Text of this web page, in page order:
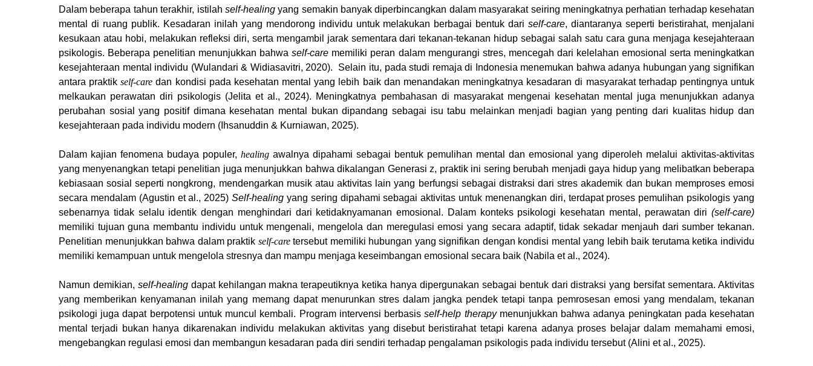
Dalam beberapa tahun terakhir, istilah self-healingyang semakin banyak diperbincangkan dalam masyarakat seiring meningkatnya perhatian terhadap kesehatan
mental di ruang publik. Kesadaran inilah yang mendorong individu untuk melakukan berbagai bentuk dariself-care, diantaranya seperti beristirahat, menjalani
kesukaan atau hobi, melakukan refleksi diri, serta mengambil jarak sementara dari tekanan-tekanan hidup sebagai salah satu cara guna menjaga kesejahteraan
psikologis. Beberapa penelitian menunjukkan bahwaself-care memiliki peran dalam mengurangi stres, mencegah dari kelelahan emosional serta meningkatkan
kesejahteraan mental individu (Wulandari & Widiasavitri, 2020). Selain itu, pada studi remaja di Indonesia menemukan bahwa adanya hubungan yang signifikan
antara praktikself-care dan kondisi pada kesehatan mental yang lebih baik dan menandakan meningkatnya kesadaran di masyarakat terhadap pentingnya untuk
melkaukan perawatan diri psikologis (Jelita et al., 2024). Meningkatnya pembahasan di masyarakat mengenai kesehatan mental juga menunjukkan adanya
perubahan sosial yang positif dimana kesehatan mental bukan dipandang sebagai isu tabu melainkan menjadi bagian yang penting dari kualitas hidup dan
kesejahteraan pada individu modern (Ihsanuddin & Kurniawan, 2025).
Dalam kajian fenomena budaya populer, healing awalnya dipahami sebagai bentuk pemulihan mental dan emosional yang diperoleh melalui aktivitas-aktivitas
yang menyenangkan tetapi penelitian juga menunjukkan bahwa dikalangan Generasi z, praktik ini sering berubah menjadi gaya hidup yang melibatkan beberapa
kebiasaan sosial seperti nongkrong, mendengarkan musik atau aktivitas lain yang berfungsi sebagai distraksi dari stres akademik dan bukan memproses emosi
secara mendalam (Agustin et al., 2025)Self-healing yang sering dipahami sebagai aktivitas untuk menenangkan diri, terdapat proses pemulihan psikologis yang
sebenarnya tidak selalu identik dengan menghindari dari ketidaknyamanan emosional. Dalam konteks psikologi kesehatan mental, perawatan diri (self-care)
memiliki tujuan guna membantu individu untuk mengenali, mengelola dan meregulasi emosi yang secara adaptif, tidak sekadar menjauh dari sumber tekanan.
Penelitian menunjukkan bahwa dalam praktik self-caretersebut memiliki hubungan yang signifikan dengan kondisi mental yang lebih baik terutama ketika individu
memiliki kemampuan untuk mengelola stresnya dan mampu menjaga keseimbangan emosional secara baik (Nabila et al., 2024).
Namun demikian, self-healingdapat kehilangan makna terapeutiknya ketika hanya dipergunakan sebagai bentuk dari distraksi yang bersifat sementara. Aktivitas
yang memberikan kenyamanan inilah yang memang dapat menurunkan stres dalam jangka pendek tetapi tanpa pemrosesan emosi yang mendalam, tekanan
psikologi juga dapat berpotensi untuk muncul kembali. Program intervensi berbasisself-help therapymenunjukkan bahwa adanya peningkatan pada kesehatan
mental terjadi bukan hanya dikarenakan individu melakukan aktivitas yang disebut beristirahat tetapi karena adanya proses belajar dalam memahami emosi,
mengebangkan regulasi emosi dan membangun kesadaran pada diri sendiri terhadap pengalaman psikologis pada individu tersebut (Alini et al., 2025).